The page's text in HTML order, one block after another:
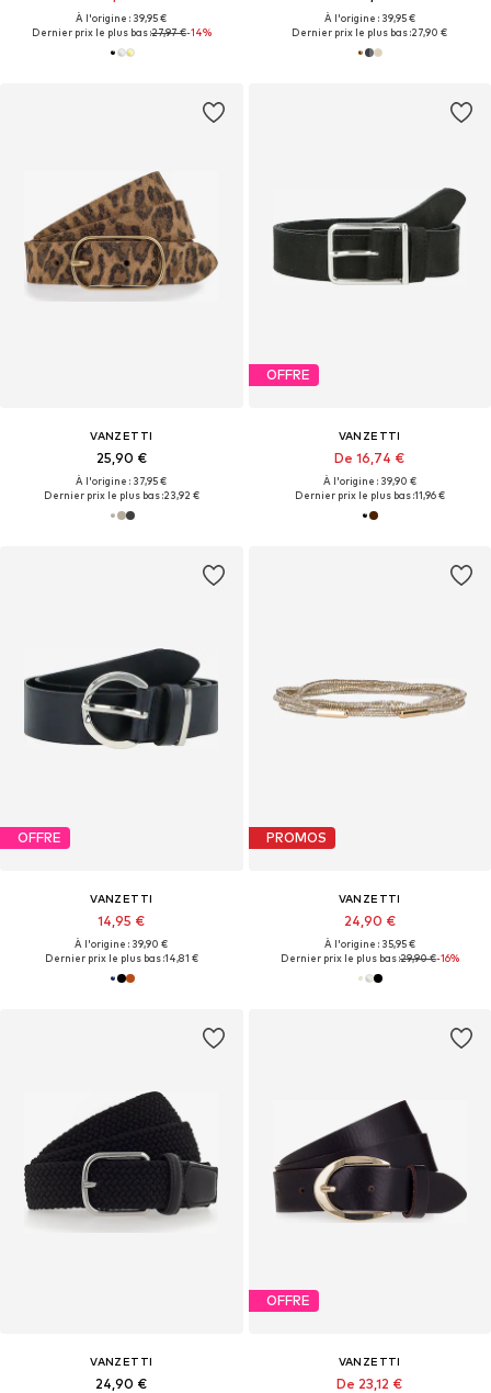
À l'origine : 39,95 €
Dernier prix le plus bas :27,97 €-14%
À l'origine : 39,95 €
Dernier prix le plus bas :27,90 €
VANZETTI
25,90 €
À l'origine : 37,95 €
Dernier prix le plus bas :23,92 €
OFFRE
VANZETTI
De 16,74 €
À l'origine : 39,90 €
Dernier prix le plus bas :11,96 €
OFFRE
VANZETTI
14,95 €
À l'origine : 39,90 €
Dernier prix le plus bas :14,81 €
PROMOS
VANZETTI
24,90 €
À l'origine : 35,95 €
Dernier prix le plus bas :29,90 €-16%
VANZETTI
24,90 €
OFFRE
VANZETTI
De 23,12 €